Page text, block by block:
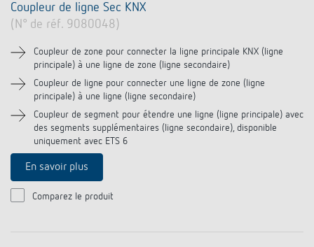
Coupleur de ligne Sec KNX
(N° de réf. 9080048)
Coupleur de zone pour connecter la ligne principale KNX (ligne
principale) à une ligne de zone (ligne secondaire)
Coupleur de ligne pour connecter une ligne de zone (ligne
principale) à une ligne (ligne secondaire)
Coupleur de segment pour étendre une ligne (ligne principale) avec
des segments supplémentaires (ligne secondaire), disponible
uniquement avec ETS 6
En savoir plus
Comparez le produit